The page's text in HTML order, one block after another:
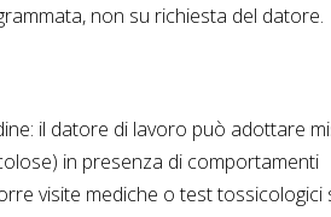
non su richiesta del datore.
il datore di lavoro può adottare
in presenza di comportamenti
visite mediche o test tossicologici